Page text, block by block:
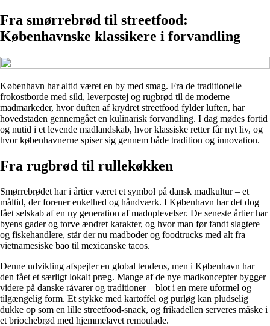
Fra smørrebrød til streetfood:
Københavnske klassikere i forvandling
København har altid været en by med smag. Fra de traditionelle
frokostborde med sild, leverpostej og rugbrød til de moderne
madmarkeder, hvor duften af krydret streetfood fylder luften, har
hovedstaden gennemgået en kulinarisk forvandling. I dag mødes fortid
og nutid i et levende madlandskab, hvor klassiske retter får nyt liv, og
hvor københavnerne spiser sig gennem både tradition og innovation.
Fra rugbrød til rullekøkken
Smørrebrødet har i årtier været et symbol på dansk madkultur – et
måltid, der forener enkelhed og håndværk. I København har det dog
fået selskab af en ny generation af madoplevelser. De seneste årtier har
byens gader og torve ændret karakter, og hvor man før fandt slagtere
og fiskehandlere, står der nu madboder og foodtrucks med alt fra
vietnamesiske bao til mexicanske tacos.
Denne udvikling afspejler en global tendens, men i København har
den fået et særligt lokalt præg. Mange af de nye madkoncepter bygger
videre på danske råvarer og traditioner – blot i en mere uformel og
tilgængelig form. Et stykke med kartoffel og purløg kan pludselig
dukke op som en lille streetfood-snack, og frikadellen serveres måske i
et briochebrød med hjemmelavet remoulade.